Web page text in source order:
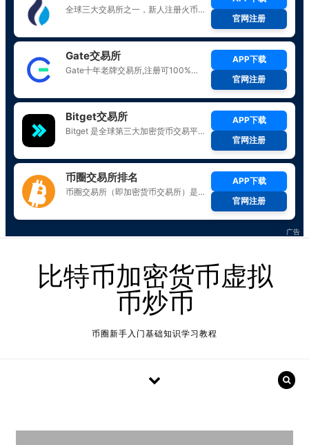
比特币加密货币虚拟
币炒币
币圈新手入门基础知识学习教程